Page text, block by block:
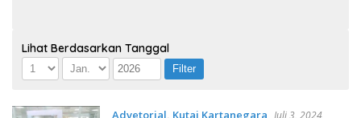
Lihat Berdasarkan Tanggal
Advetorial Kutai Kartanegara Juli 3, 2024